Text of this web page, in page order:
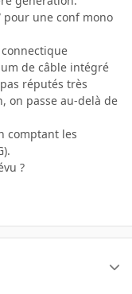
pour une conf mono
connectique
de câble intégré
réputés très
on passe au-delà de
comptant les
?